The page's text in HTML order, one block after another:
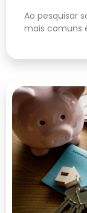
Ao pesquisar
mais comuns